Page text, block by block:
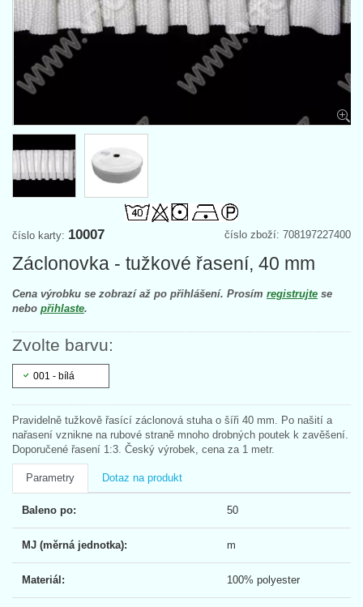
číslo zboží: 708197227400
číslo karty: 10007
Záclonovka - tužkové řasení, 40 mm
Cena výrobku se zobrazí až po přihlášení. Prosím registrujte se
nebo přihlaste.
Zvolte barvu:
001 - bílá
Pravidelně tužkově řasící záclonová stuha o šíři 40 mm. Po našití a
nařasení vznikne na rubové straně mnoho drobných poutek k zavěšení.
Doporučené řasení 1:3. Český výrobek, cena za 1 metr.
Parametry Dotaz na produkt
Baleno po: 50
MJ (měrná jednotka): m
Materiál: 100% polyester